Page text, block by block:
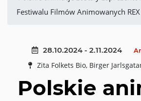
Festiwalu Filmów Animowanych REX
28.10.2024 - 2.11.2024
Zita Folkets Bio, Birger
Polskie